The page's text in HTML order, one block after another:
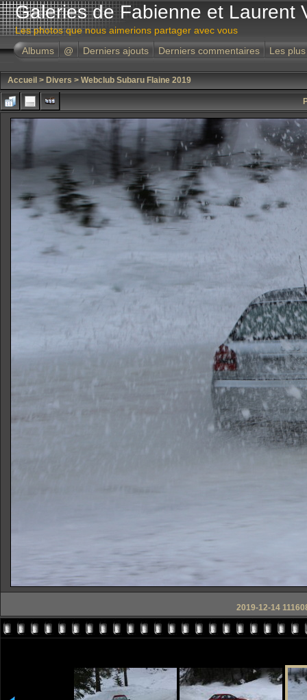
Galeries de Fabienne et Laurent
Les photos que nous aimerions partager avec vous
Albums
@ Derniers ajouts Derniers commentaires Les
Accueil > Divers > Webclub Subaru Flaine 2019
2019-12-14